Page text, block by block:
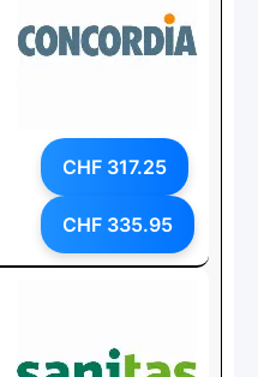
CHF 317.25
CHF 335.95